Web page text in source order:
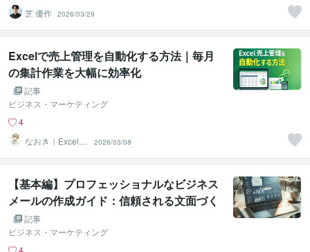
芝 優作 2026/03/29
Excelで売上管理を自動化する方法｜毎月
の集計作業を大幅に効率化
記事
ビジネス・マーケティング
4
なおき｜Excel業
務効率化・デー
タ分析
2026/03/08
【基本編】プロフェッショナルなビジネス
メールの作成ガイド：信頼される文面づく
りのポイント
記事
ビジネス・マーケティング
4